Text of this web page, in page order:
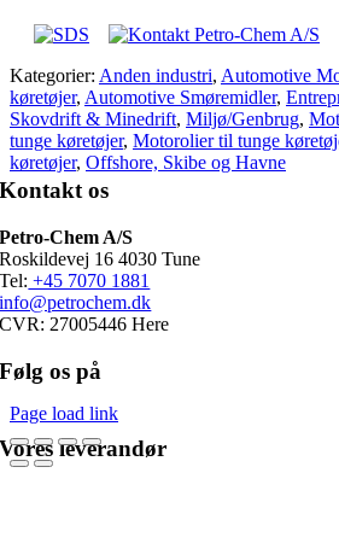
Kategorier: Anden industri, Automotive
køretøjer, Automotive Smøremidler,
Skovdrift & Minedrift, Miljø/Genbrug,
tunge køretøjer, Motorolier til tunge
køretøjer, Offshore, Skibe og Havne
Kontakt os
Petro-Chem A/S
Roskildevej 16 4030 Tune
Tel: +45 7070 1881
info@petrochem.dk
CVR: 27005446 Here
Følg os på
Vores leverandør
Page load link